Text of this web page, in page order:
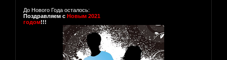
До Нового Года осталось:
Поздравляем с Новым 2021
годом!!!